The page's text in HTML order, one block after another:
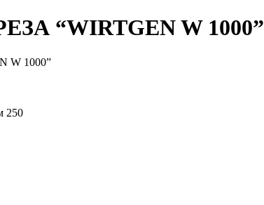
“WIRTGEN W 1000”
250